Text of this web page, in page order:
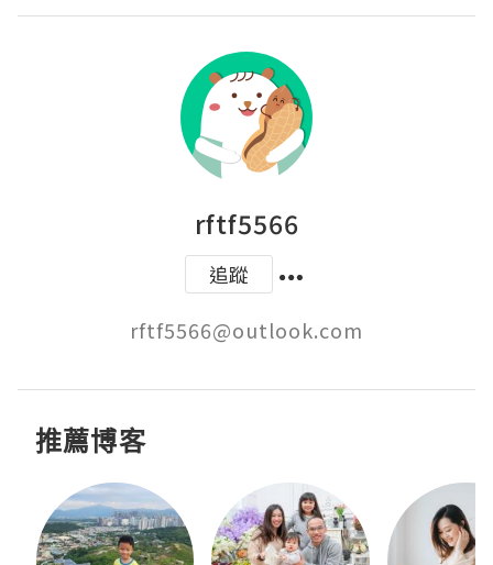
rftf5566
追蹤
rftf5566@outlook.com
推薦博客